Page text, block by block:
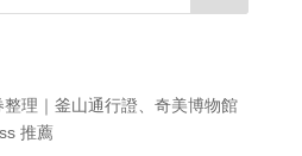
理｜釜山通行證、奇美博物館
推薦